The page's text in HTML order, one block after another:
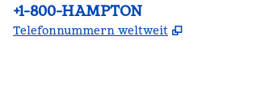
Telefon:
+1-800-HAMPTON
Telefonnummern weltweit ,